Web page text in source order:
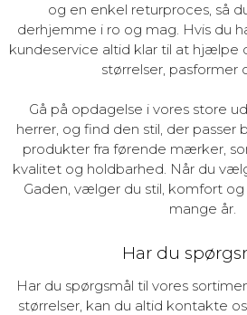
og en enkel returproces, så
derhjemme i ro og mag. Hvis du
kundeservice altid klar til at hjælpe
størrelser, pasformer
Gå på opdagelse i vores store
herrer, og find den stil, der passer
produkter fra førende mærker,
kvalitet og holdbarhed. Når du
Gaden, vælger du stil, komfort
mange år.
Har du
Har du spørgsmål til vores
størrelser, kan du altid kontakte